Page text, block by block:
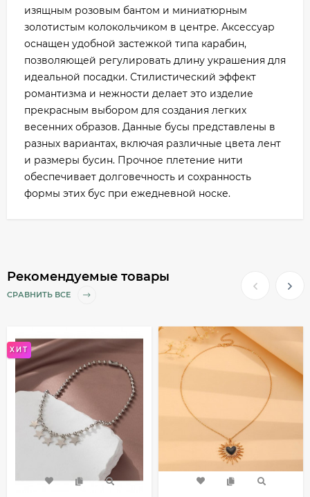
изящным розовым бантом и миниатюрным
золотистым колокольчиком в центре. Аксессуар
оснащен удобной застежкой типа карабин,
позволяющей регулировать длину украшения для
идеальной посадки. Стилистический эффект
романтизма и нежности делает это изделие
прекрасным выбором для создания легких
весенних образов. Данные бусы представлены в
разных вариантах, включая различные цвета лент
и размеры бусин. Прочное плетение нити
обеспечивает долговечность и сохранность
формы этих бус при ежедневной носке.
Рекомендуемые товары
СРАВНИТЬ ВСЕ
ХИТ